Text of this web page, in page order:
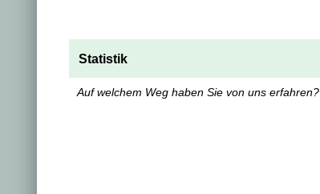
Statistik
Auf welchem Weg haben Sie von uns erfahren?